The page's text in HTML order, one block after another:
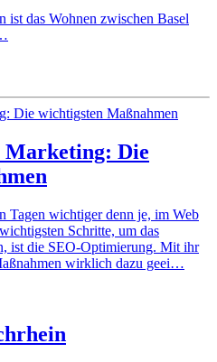
ist das Wohnen zwischen Basel
Marketing: Die
Tagen wichtiger denn je, im Web
Schritte, um das
ist die SEO-Optimierung. Mit ihr
wirklich dazu geei…